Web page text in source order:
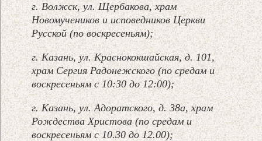
г. Волжск, ул. Щербакова, храм
Новомучеников и исповедников Церкви
Русской (по воскресеньям);
г. Казань, ул. Краснококшайская, д. 101,
храм Сергия Радонежского (по средам и
воскресеньям с 10:30 до 12:00);
г. Казань, ул. Адоратского, д. 38а, храм
Рождества Христова (по средам и
воскресеньям с 10.30 до 12.00);